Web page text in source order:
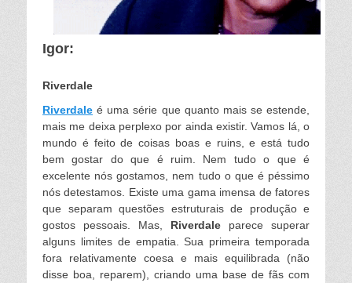
Igor:
Riverdale
Riverdale é uma série que quanto mais se estende,
mais me deixa perplexo por ainda existir. Vamos lá, o
mundo é feito de coisas boas e ruins, e está tudo
bem gostar do que é ruim. Nem tudo o que é
excelente nós gostamos, nem tudo o que é péssimo
nós detestamos. Existe uma gama imensa de fatores
que separam questões estruturais de produção e
gostos pessoais. Mas, Riverdale parece superar
alguns limites de empatia. Sua primeira temporada
fora relativamente coesa e mais equilibrada (não
disse boa, reparem), criando uma base de fãs com